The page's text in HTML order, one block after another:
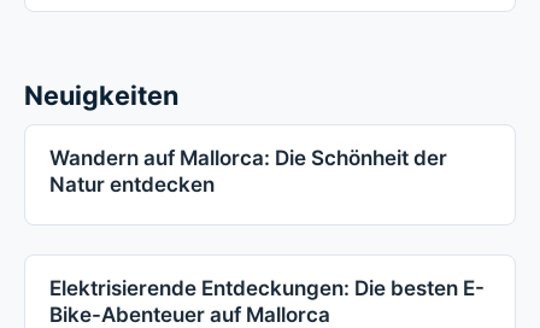
Neuigkeiten
Wandern auf Mallorca: Die Schönheit der
Natur entdecken
Elektrisierende Entdeckungen: Die besten E-
Bike-Abenteuer auf Mallorca